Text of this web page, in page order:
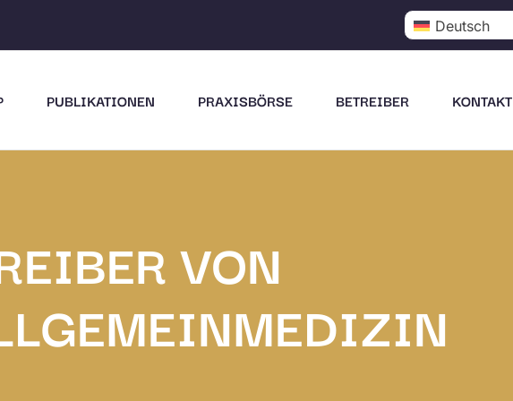
Deutsch
PUBLIKATIONEN PRAXISBÖRSE BETREIBER KONTAKT
VON